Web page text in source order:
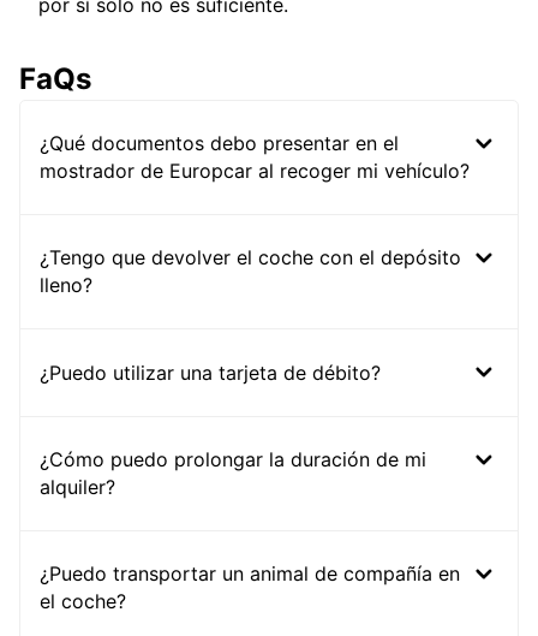
por sí solo no es suficiente.
FaQs
¿Qué documentos debo presentar en el
mostrador de Europcar al recoger mi vehículo?
¿Tengo que devolver el coche con el depósito
lleno?
¿Puedo utilizar una tarjeta de débito?
¿Cómo puedo prolongar la duración de mi
alquiler?
¿Puedo transportar un animal de compañía en
el coche?